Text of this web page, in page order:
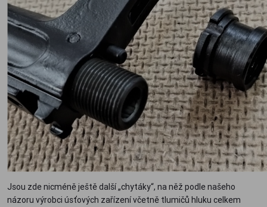
Jsou zde nicméně ještě další „chytáky“, na něž podle našeho
názoru výrobci úsťových zařízení včetně tlumičů hluku celkem